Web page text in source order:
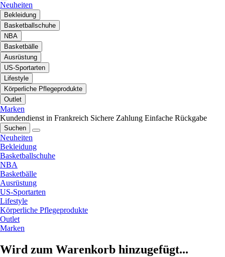
Neuheiten
Bekleidung
Basketballschuhe
NBA
Basketbälle
Ausrüstung
US-Sportarten
Lifestyle
Körperliche Pflegeprodukte
Outlet
Marken
Kundendienst in Frankreich Sichere Zahlung Einfache Rückgabe
Suchen
Neuheiten
Bekleidung
Basketballschuhe
NBA
Basketbälle
Ausrüstung
US-Sportarten
Lifestyle
Körperliche Pflegeprodukte
Outlet
Marken
Wird zum Warenkorb hinzugefügt...